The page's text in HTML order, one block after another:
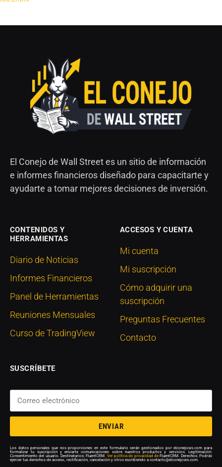
El Conejo de Wall Street es un sitio de información
e informes financieros diseñado para capacitarte y
ayudarte a tomar mejores decisiones de inversión.
CONTENIDOS Y
HERRAMIENTAS
Diario de Noticias
Informes Financieros
Panel de Herramientas
Reuniones Mensuales
Curso de TradingView
ACCESOS Y CUENTA
Mi cuenta
Mi suscripción
Cómo adquirir una
suscripción
Preguntas Frecuentes
Contacto
SUSCRÍBETE
ENVIAR
Los datos personales que nos proporciones en este formulario serán gestionados por elconejows.com para
formalizar tu suscripción y enviarte comunicaciones sobre nuestros productos y servicios. Legitimación:
Consentimiento del usuario. Destinatarios: FluentCRM. Ver política de privacidad de FluentCRM. Derechos: Podrás
ejercer tus derechos de acceso, rectificación, cancelación y otros escribiendo a contacto@elconejows.com.